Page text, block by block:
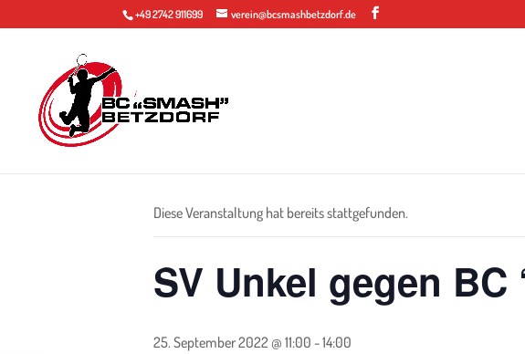
+49 2742 911699 verein@bcsmashbetzdorf.de
Diese Veranstaltung hat bereits stattgefunden.
SV Unkel gegen
25. September 2022 @ 11:00 -14:00